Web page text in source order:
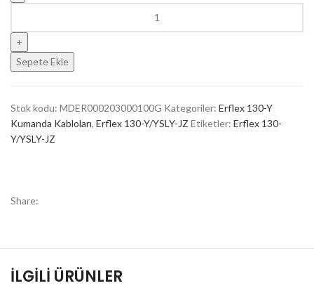
Sepete Ekle
Stok kodu: MDER000203000100G Kategoriler: Erflex 130-Y
Kumanda Kabloları, Erflex 130-Y/YSLY-JZ Etiketler: Erflex 130-
Y/YSLY-JZ
Share:
İLGILI ÜRÜNLER